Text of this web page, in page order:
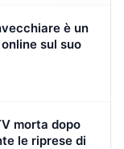
è un
sul suo
morta dopo
le riprese di